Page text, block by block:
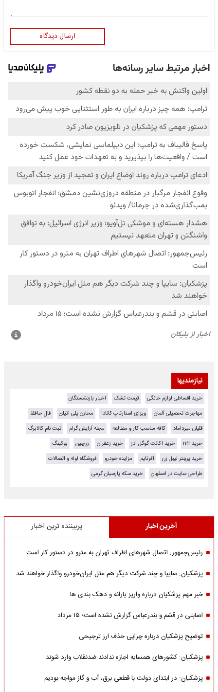
ارسال دیدگاه
نیازمندیها
خرید اقساطی لوازم خانگی قیمت تشک
اخبار بازنشستگان
مهاجرت تحصیلی آلمان
ویزای استارتاپ کانادا مخازن پلی اتیلن
فال حافظ
قلیان میرداماد
کافه مناسب کار و مطالعه مجله آرایش گرام
ثبت نام کالابرگ
خرید nft
خرید اکانت گوگل ادز خرید زعفران زرچین
بوکینگ
خرید پرینتر لیبل زن
آفرتایم مزایده خودرو
فروشگاه لوله و اتصالات
طراحی سایت در اصفهان
خرید سکه پارسیان گرمی
آخرین اخبار پربیننده ترین اخبار
رئیس‌جمهور: اتصال شهرهای اطراف تهران به مترو در دستور کار است
پزشکیان: سایپا و چند شرکت دیگر هم مثل ایران‌خودرو واگذار خواهند شد
خبر مهم پزشکیان درباره واریز یارانه و دهک بندی ها
اصابتی در قشم و بندرعباس گزارش نشده است؛ ۱۵ مرداد
توضیح پزشکیان درباره چرایی حذف ارز ترجیحی
پزشکیان: کشورهای همسایه اجازه ندادند ضدنقلاب وارد شوند
پزشکیان: در ابتدای دولت با قطعی برق، آب و گاز مواجه بودیم